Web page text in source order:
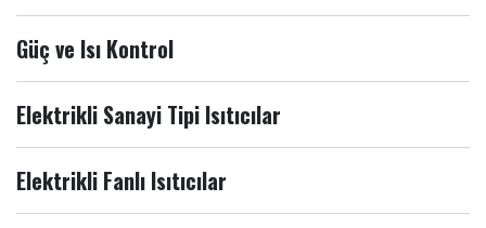
Güç ve Isı Kontrol
Elektrikli Sanayi Tipi Isıtıcılar
Elektrikli Fanlı Isıtıcılar